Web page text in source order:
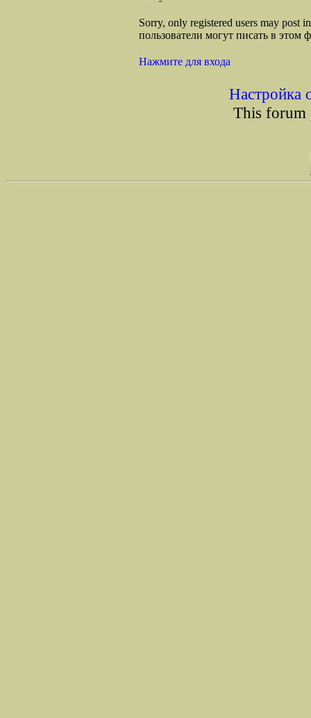
Sorry, only registered users may post
пользователи могут писать в этом
Нажмите для входа
Настройка
This